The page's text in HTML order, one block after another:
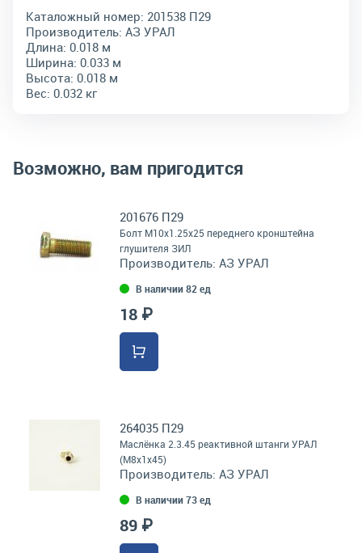
Каталожный номер: 201538 П29
Производитель: АЗ УРАЛ
Длина: 0.018 м
Ширина: 0.033 м
Высота: 0.018 м
Вес: 0.032 кг
Возможно, вам пригодится
201676 П29
Болт М10х1.25х25 переднего кронштейна
глушителя ЗИЛ
Производитель: АЗ УРАЛ
В наличии 82 ед
18 ₽
264035 П29
Маслёнка 2.3.45 реактивной штанги УРАЛ
(М8х1х45)
Производитель: АЗ УРАЛ
В наличии 73 ед
89 ₽